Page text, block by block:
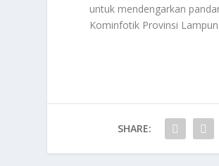
untuk mendengarkan
Kominfotik Provinsi
SHARE: